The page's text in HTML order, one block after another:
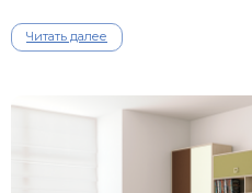
Читать далее